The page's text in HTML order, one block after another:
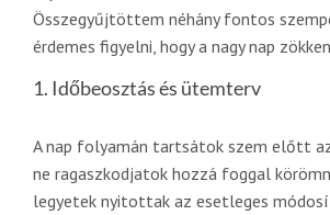
Összegyűjtöttem néhány fontos
érdemes figyelni, hogy a nagy nap
1. Időbeosztás és ütemterv
A nap folyamán tartsátok szem előtt
ne ragaszkodjatok hozzá foggal
legyetek nyitottak az esetleges